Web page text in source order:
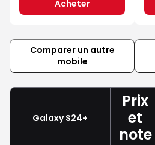
Acheter
Comparer un autre
mobile
Galaxy S24+
Prix
et
note